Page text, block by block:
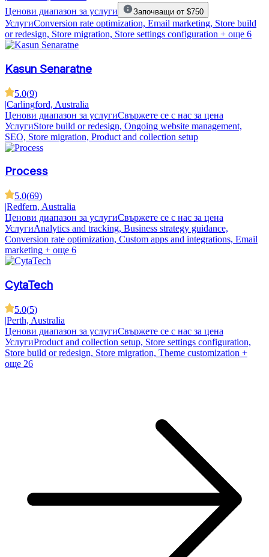
Ценови диапазон за услуги
Започващи от $750
УслугиConversion rate optimization, Email marketing, Store build
or redesign, Store migration, Store settings configuration + още 6
Kasun Senaratne
5.0(9)
|Carlingford, Australia
Ценови диапазон за услугиСвържете се с нас за цена
УслугиStore build or redesign, Ongoing website management,
SEO, Store migration, Product and collection setup
Process
5.0(69)
|Redfern, Australia
Ценови диапазон за услугиСвържете се с нас за цена
УслугиAnalytics and tracking, Business strategy guidance,
Conversion rate optimization, Custom apps and integrations, Email
marketing + още 6
CytaTech
5.0(5)
|Perth, Australia
Ценови диапазон за услугиСвържете се с нас за цена
УслугиProduct and collection setup, Store settings configuration,
Store build or redesign, Store migration, Theme customization +
още 26